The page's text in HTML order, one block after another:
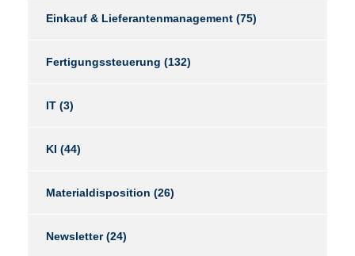
Einkauf & Lieferantenmanagement (75)
Fertigungssteuerung (132)
IT (3)
KI (44)
Materialdisposition (26)
Newsletter(24)